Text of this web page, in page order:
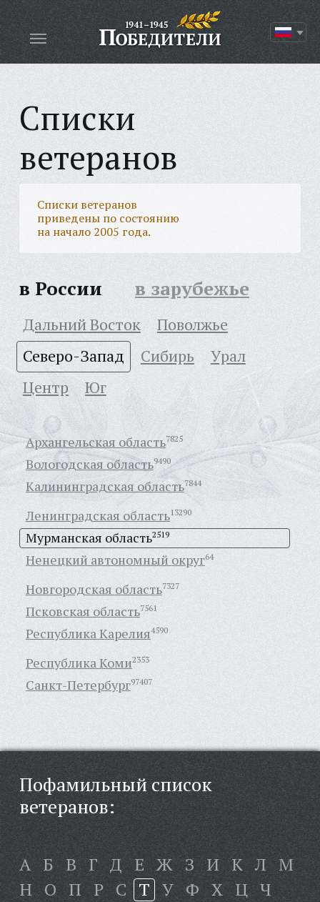
Списки
ветеранов
Списки ветеранов
приведены по состоянию
на начало 2005 года.
в России в зарубежье
Дальний Восток
Поволжье
Северо-Запад
Сибирь
Урал
Центр
Юг
Архангельская область7825
Вологодская область9490
Калининградская область7844
Ленинградская область13290
Мурманская область2519
Ненецкий автономный округ64
Новгородская область7327
Псковская область7561
Республика Карелия4590
Республика Коми2353
Санкт-Петербург97407
Пофамильный список
ветеранов:
А Б В Г Д Е Ж З И К Л М
Н О П Р С Т У Ф Х Ц Ч